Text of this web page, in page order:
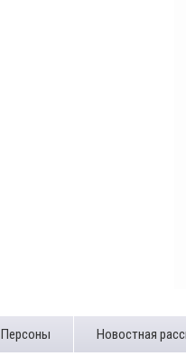
Персоны Новостная